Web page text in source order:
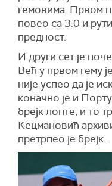
гемовима. Првом
повео са 3:0 и
предност.
И други сет је
Већ у првом гему
није успео да је
коначно је и
брејк лопте, и то
Кецмановић
претрпео је брејк.